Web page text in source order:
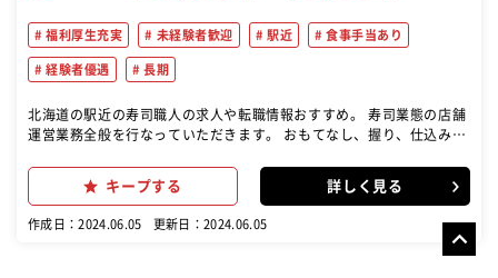
福利厚生充実 未経験者歓迎 駅近 食事手当あり
経験者優遇 長期
北海道の駅近の寿司職人の求人や転職情報おすすめ。 寿司業態の店舗
運営業務全般を行なっていただきます。 おもてなし、握り、仕込み、
運営に関するあらゆる業務を行って頂きます。 ●「花咲学校」という
研修プログラムがありますので、店舗でのOJTと並行しながら知識と
スキルを高めて成長できます。 ●料理経験がある方や和食の勉強をし
たい未経験の方など、活躍されています。主任、店長とスピード感を
キープする 詳しく見る
作成日：2024.06.05 更新日：2024.06.05